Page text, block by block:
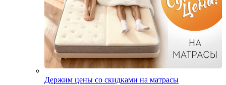
Держим цены со скидками на матрасы